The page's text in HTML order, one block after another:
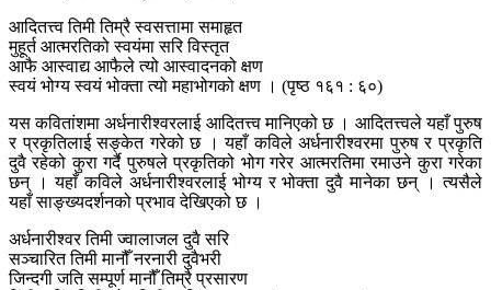
आदितत्त्व तिमी तिम्रै स्वसत्तामा समाहृत
मुहूर्त आत्मरतिको स्वयंमा सरि विस्तृत
आफै आस्वाद्य आफैले त्यो आस्वादनको क्षण
स्वयं भोग्य स्वयं भोक्ता त्यो महाभोगको क्षण । (पृष्ठ १६१ : ६०)
यस कवितांशमा अर्धनारीश्वरलाई आदितत्त्व मानिएको छ । आदितत्त्वले यहाँ पुरुष
र प्रकृतिलाई सङ्केत गरेको छ । यहाँ कविले अर्धनारीश्वरमा पुरुष र प्रकृति
दुवै रहेको कुरा गर्दै पुरुषले प्रकृतिको भोग गरेर आत्मरतिमा रमाउने कुरा गरेका
छन् । यहाँ कविले अर्धनारीश्वरलाई भोग्य र भोक्ता दुवै मानेका छन् । त्यसैले
यहाँ साङ्ख्यदर्शनको प्रभाव देखिएको छ ।
अर्धनारीश्वर तिमी ज्वालाजल दुवै सरि
सञ्चारित तिमी मानौँ नरनारी दुवैभरी
जिन्दगी जति सम्पूर्ण मानौँ तिम्रै प्रसारण